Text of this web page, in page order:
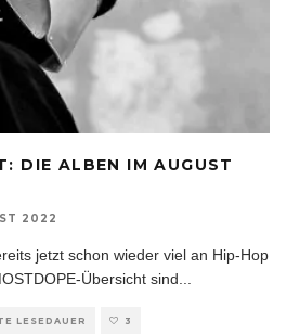
DIE ALBEN IM AUGUST
2022
jetzt schon wieder viel an Hip-Hop
Übersicht sind
LESEDAUER 3